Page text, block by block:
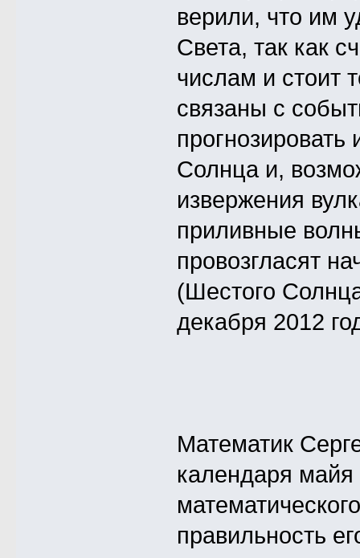
верили, что им
Света, так как
числам и стоит
связаны с
прогнозировать
Солнца и,
извержения
приливные
провозгласят
(Шестого
декабря 2012
Математик
календаря
правильность